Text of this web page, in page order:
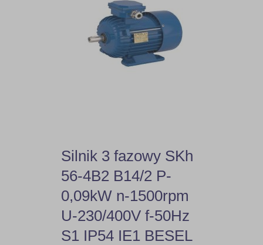
Silnik 3 fazowy SKh
56-4B2 B14/2 P-
0,09kW n-1500rpm
U-230/400V f-50Hz
S1 IP54 IE1 BESEL